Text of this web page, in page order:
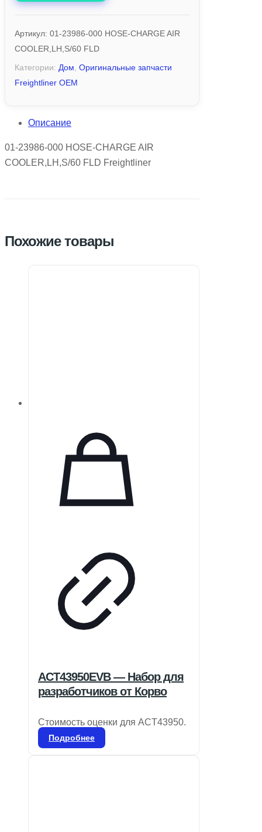
Артикул: 01-23986-000 HOSE-CHARGE AIR
COOLER,LH,S/60 FLD
Категории: Дом Оригинальные запчасти
Freightliner OEM
Описание
01-23986-000 HOSE-CHARGE AIR
COOLER,LH,S/60 FLD Freightliner
Похожие товары
ACT43950EVB — Набор для
разработчиков от Корво
Стоимость оценки для ACT43950.
Подробнее